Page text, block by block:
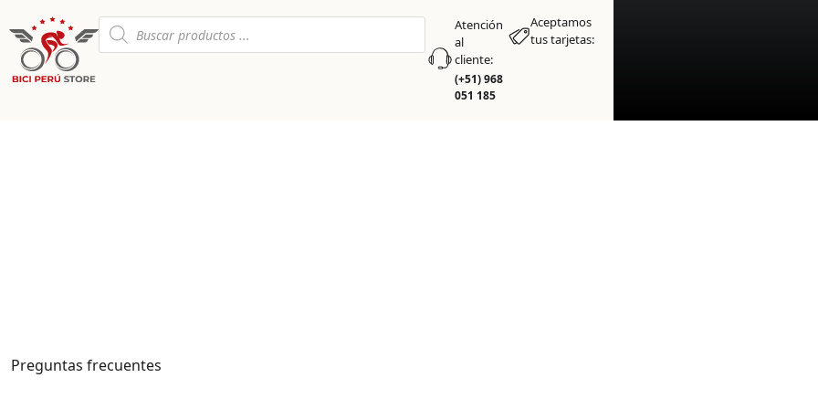
Atención
al
cliente:
(+51) 968
051 185
Aceptamos
tus tarjetas:
Preguntas frecuentes